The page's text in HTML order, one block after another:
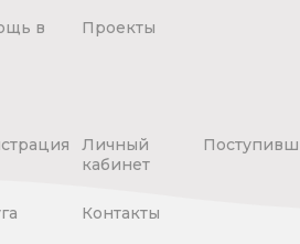
в
Проекты
Личный
кабинет
Контакты